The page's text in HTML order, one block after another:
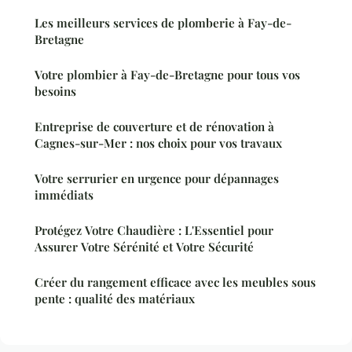
Les meilleurs services de plomberie à Fay-de-
Bretagne
Votre plombier à Fay-de-Bretagne pour tous vos
besoins
Entreprise de couverture et de rénovation à
Cagnes-sur-Mer : nos choix pour vos travaux
Votre serrurier en urgence pour dépannages
immédiats
Protégez Votre Chaudière : L'Essentiel pour
Assurer Votre Sérénité et Votre Sécurité
Créer du rangement efficace avec les meubles sous
pente : qualité des matériaux